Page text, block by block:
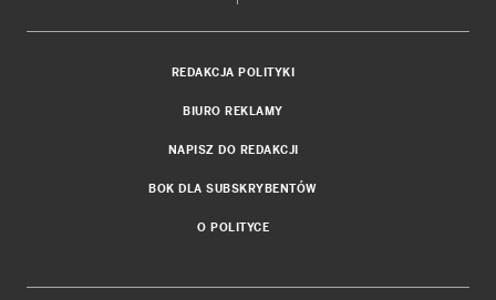
REDAKCJA POLITYKI
BIURO REKLAMY
NAPISZ DO REDAKCJI
BOK DLA SUBSKRYBENTÓW
O POLITYCE